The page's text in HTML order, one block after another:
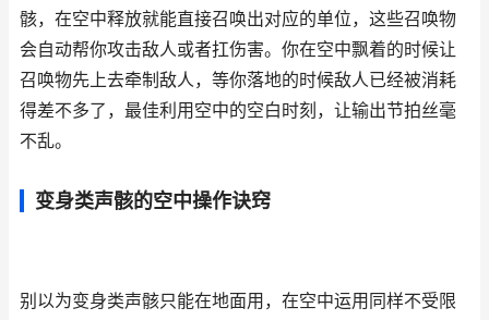
骸，在空中释放就能直接召唤出对应的单位，这些召唤物
会自动帮你攻击敌人或者扛伤害。你在空中飘着的时候让
召唤物先上去牵制敌人，等你落地的时候敌人已经被消耗
得差不多了，最佳利用空中的空白时刻，让输出节拍丝毫
不乱。
变身类声骸的空中操作诀窍
别以为变身类声骸只能在地面用，在空中运用同样不受限